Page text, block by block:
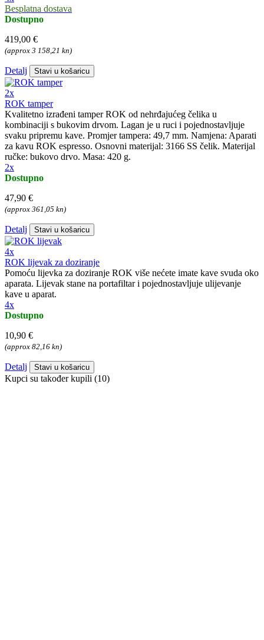
Besplatna dostava
Dostupno
419,00 €
(approx 3 158,21 kn)
Detalj Stavi u košaricu
2x
ROK tamper
Kvalitetno izrađeni tamper ROK od nehrđajućeg čelika u
kombinaciji s bukovim drvom. Lagan je u ruci i pojednostavljuje
svaku pripremu kave. Promjer tampera: 49,7 mm. Namjena: Aparati
za kavu ROK espresso. Osnovni materijal: 3166 SS čelik. Materijal
ručke: bukovo drvo. Masa: 420 g.
2x
Dostupno
47,90 €
(approx 361,05 kn)
Detalj Stavi u košaricu
4x
ROK lijevak za doziranje
Pomoću lijevka za doziranje ROK više nećete imate kave svuda oko
aparata. Lijevak stane na portafiltar i pojednostavljuje ulijevanje
kave u aparat.
4x
Dostupno
10,90 €
(approx 82,16 kn)
Detalj Stavi u košaricu
Kupci su također kupili (10)